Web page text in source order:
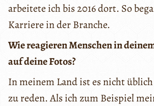
arbeitete ich bis 2016 dort. So
Karriere in der Branche.
Wie reagieren Menschen in
auf deine Fotos?
In meinem Land ist es nicht
zu reden. Als ich zum Beispiel